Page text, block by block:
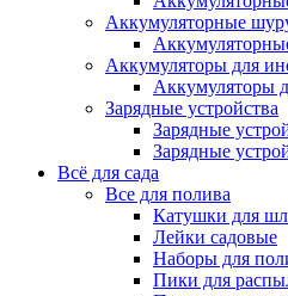
Аккумуляторные
Аккумуляторы для
Аккумуляторы
Зарядные устройства
Зарядные
Зарядные
Всё для сада
Все для полива
Катушки для
Лейки садовые
Наборы для
Пики для